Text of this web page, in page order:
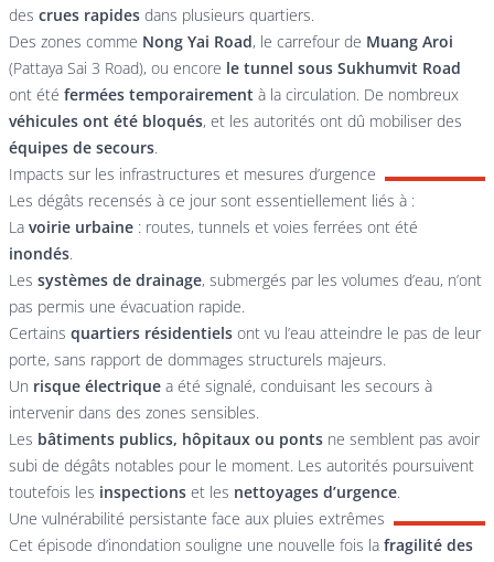
des crues rapides dans plusieurs quartiers.
Des zones comme Nong Yai Road, le carrefour de Muang Aroi
(Pattaya Sai 3 Road), ou encore le tunnel sous Sukhumvit Road
ont été fermées temporairement à la circulation. De nombreux
véhicules ont été bloqués, et les autorités ont dû mobiliser des
équipes de secours.
Impacts sur les infrastructures et mesures d’urgence
Les dégâts recensés à ce jour sont essentiellement liés à :
La voirie urbaine : routes, tunnels et voies ferrées ont été
inondés.
Les systèmes de drainage, submergés par les volumes d’eau, n’ont
pas permis une évacuation rapide.
Certains quartiers résidentiels ont vu l’eau atteindre le pas de leur
porte, sans rapport de dommages structurels majeurs.
Un risque électrique a été signalé, conduisant les secours à
intervenir dans des zones sensibles.
Les bâtiments publics, hôpitaux ou ponts ne semblent pas avoir
subi de dégâts notables pour le moment. Les autorités poursuivent
toutefois les inspections et les nettoyages d’urgence.
Une vulnérabilité persistante face aux pluies extrêmes
Cet épisode d’inondation souligne une nouvelle fois la fragilité des